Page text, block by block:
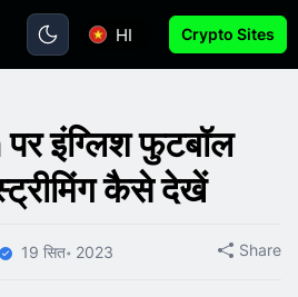
HI Crypto Sites
इंग्लिश फुटबॉल
कैसे देखें
19 सित॰ 2023 Share